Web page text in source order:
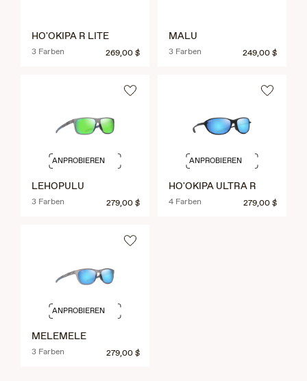
HO'OKIPA R LITE
3 Farben 269,00 $
MALU
3 Farben 249,00 $
LEHOPULU
3 Farben 279,00 $
ANPROBIEREN
HO'OKIPA ULTRA R
4 Farben 279,00 $
ANPROBIEREN
MELEMELE
3 Farben 279,00 $
ANPROBIEREN